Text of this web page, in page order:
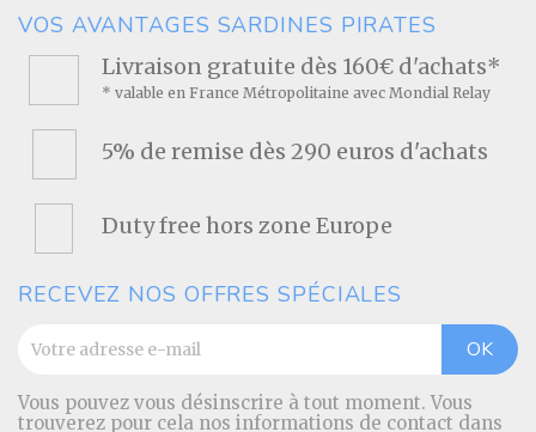
VOS AVANTAGES SARDINES PIRATES
Livraison gratuite dès 160€ d'achats*
* valable en France Métropolitaine avec Mondial Relay
5% de remise dès 290 euros d'achats
Duty free hors zone Europe
RECEVEZ NOS OFFRES SPÉCIALES
Vous pouvez vous désinscrire à tout moment. Vous
trouverez pour cela nos informations de contact dans